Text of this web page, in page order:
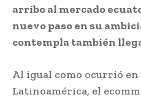
arribo al mercado
nuevo paso en su
contempla también
Al igual como ocurrió
Latinoamérica, el